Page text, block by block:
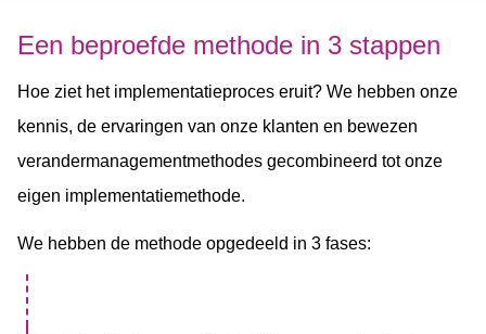
Een beproefde methode​ in 3 stappen
Hoe ziet het implementatieproces eruit? We hebben onze
kennis, de ervaringen van onze klanten en bewezen
verandermanagementmethodes gecombineerd tot onze
eigen implementatiemethode. ​
We hebben de methode opgedeeld in 3 fases: